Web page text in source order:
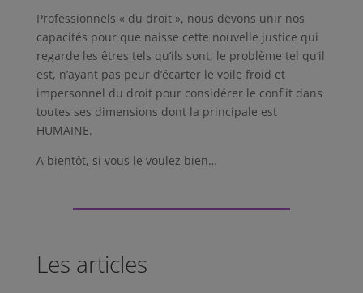
Professionnels « du droit », nous devons unir nos
capacités pour que naisse cette nouvelle justice qui
regarde les êtres tels qu’ils sont, le problème tel qu’il
est, n’ayant pas peur d’écarter le voile froid et
impersonnel du droit pour considérer le conflit dans
toutes ses dimensions dont la principale est
HUMAINE.
A bientôt, si vous le voulez bien…
Les articles